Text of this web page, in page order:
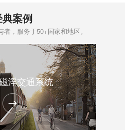
案例
，服务于50+国家和地区。
浮交通系统